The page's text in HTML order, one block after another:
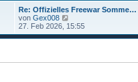
B
t
g
e
r
i
Re: Offizielles Freewar Somme…
von Gex008
e
u
e
27. Feb 2026, 15:55